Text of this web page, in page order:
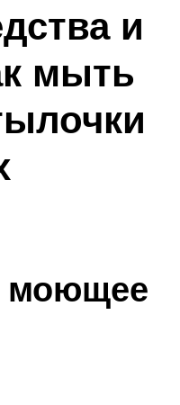
и
мыть
моющее